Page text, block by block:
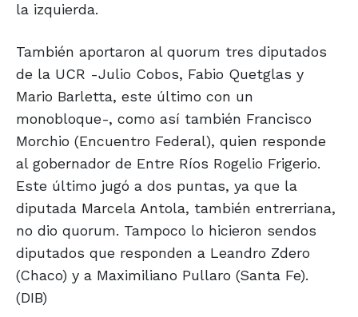
la izquierda.
También aportaron al quorum tres diputados
de la UCR -Julio Cobos, Fabio Quetglas y
Mario Barletta, este último con un
monobloque-, como así también Francisco
Morchio (Encuentro Federal), quien responde
al gobernador de Entre Ríos Rogelio Frigerio.
Este último jugó a dos puntas, ya que la
diputada Marcela Antola, también entrerriana,
no dio quorum. Tampoco lo hicieron sendos
diputados que responden a Leandro Zdero
(Chaco) y a Maximiliano Pullaro (Santa Fe).
(DIB)